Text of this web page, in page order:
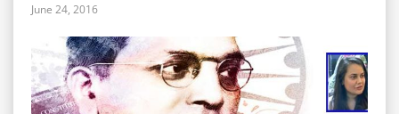
June 24, 2016